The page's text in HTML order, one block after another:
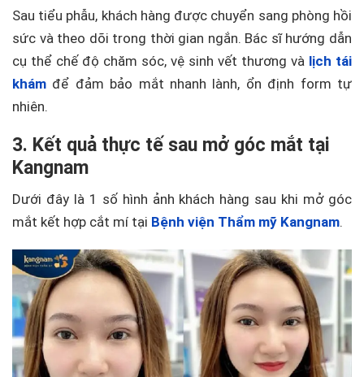
Sau tiểu phẫu, khách hàng được chuyển sang phòng hồi
sức và theo dõi trong thời gian ngắn. Bác sĩ hướng dẫn
cụ thể chế độ chăm sóc, vệ sinh vết thương và lịch tái
khám để đảm bảo mắt nhanh lành, ổn định form tự
nhiên.
3. Kết quả thực tế sau mở góc mắt tại
Kangnam
Dưới đây là 1 số hình ảnh khách hàng sau khi mở góc
mắt kết hợp cắt mí tại Bệnh viện Thẩm mỹ Kangnam.